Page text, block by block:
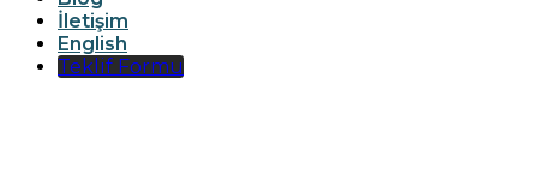
İletişim
English
Teklif Formu